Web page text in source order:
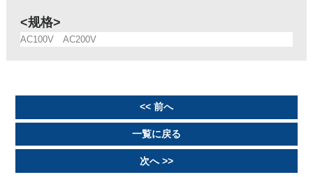
<规格>
AC100V AC200V
<< 前へ
一覧に戻る
次へ >>